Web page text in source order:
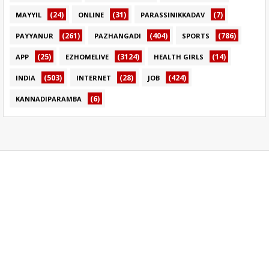
MAYYIL (24) ONLINE (31) PARASSINIKKADAV (7)
PAYYANUR (261) PAZHANGADI (404) SPORTS (786)
APP (25) EZHOMELIVE (3124) HEALTH GIRLS (14)
INDIA (503) INTERNET (28) JOB (424)
KANNADIPARAMBA (6)